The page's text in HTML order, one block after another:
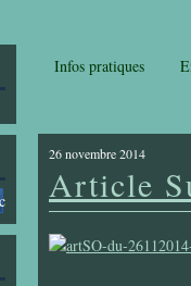
Infos pratiques
26 novembre 2014
Article